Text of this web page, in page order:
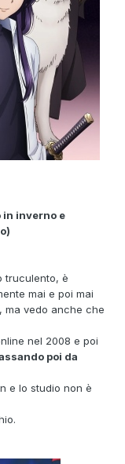
in inverno e
truculento, è
mai e poi mai
ma vedo anche che
nel 2008 e poi
poi da
e lo studio non è